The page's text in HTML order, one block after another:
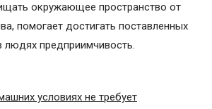
окружающее пространство от
помогает достигать поставленных
людях предприимчивость.
условиях не требует